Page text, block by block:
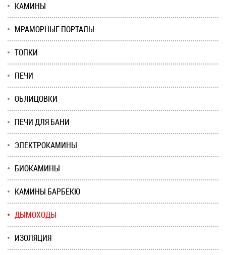
КАМИНЫ
МРАМОРНЫЕ ПОРТАЛЫ
ТОПКИ
ПЕЧИ
ОБЛИЦОВКИ
ПЕЧИ ДЛЯ БАНИ
ЭЛЕКТРОКАМИНЫ
БИОКАМИНЫ
КАМИНЫ БАРБЕКЮ
ДЫМОХОДЫ
ИЗОЛЯЦИЯ